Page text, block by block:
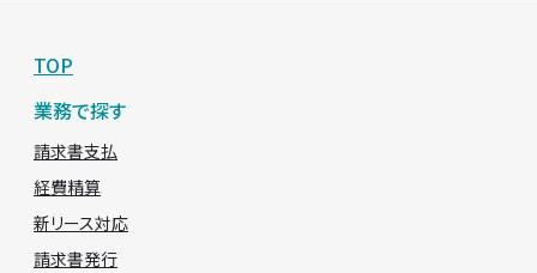
TOP
業務で探す
請求書支払
経費精算
新リース対応
請求書発行